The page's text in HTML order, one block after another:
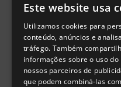
Termos de
Escola
Contactar
Relatório
Relatório
Este website usa
Utilizamos cookies para
conteúdo, anúncios e
tráfego. Também
informações sobre o uso do
nossos parceiros de
que podem combiná-las